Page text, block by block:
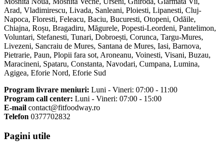
Arad, Vladimirescu, Livada, Sanleani, Ploiesti, Lipanesti, Cluj-
Napoca, Floresti, Feleacu, Baciu, Bucuresti, Otopeni, Odăile,
Chiajna, Roșu, Bragadiru, Măgurele, Popesti-Leordeni, Pantelimon,
Voluntari, Stefanesti, Tunari, Dobroești, Corunca, Targu-Mures,
Livezeni, Sancraiu de Mures, Santana de Mures, Iasi, Barnova,
Pietrarie, Paun, Plopii fara sot, Aroneanu, Voinesti, Visani, Buzau,
Maracineni, Spataru, Constanta, Navodari, Cumpana, Lumina,
Agigea, Eforie Nord, Eforie Sud
Program livrare meniuri: Luni - Vineri: 07:00 - 11:00
Program call center: Luni - Vineri: 07:00 - 15:00
E-mail contact@fitfoodway.ro
Telefon 0377702832
Pagini utile